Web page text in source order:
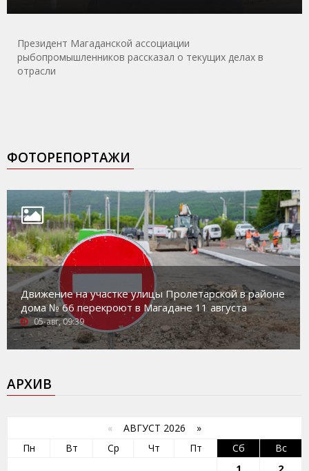
Президент Магаданской ассоциации
рыбопромышленников рассказал о текущих делах в
отрасли
ФОТОРЕПОРТАЖИ
Движение на участке улицы Пролетарской в районе
дома № 66 перекроют в Магадане 11 августа
05-авг, 09:39
АРХИВ
« АВГУСТ 2026 »
Пн
Вт Ср Чт Пт Сб
Вс